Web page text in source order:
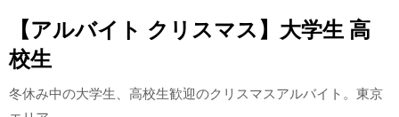
【アルバイト クリスマス】大学生 高
校生
冬休み中の大学生、高校生歓迎のクリスマスアルバイト。東京